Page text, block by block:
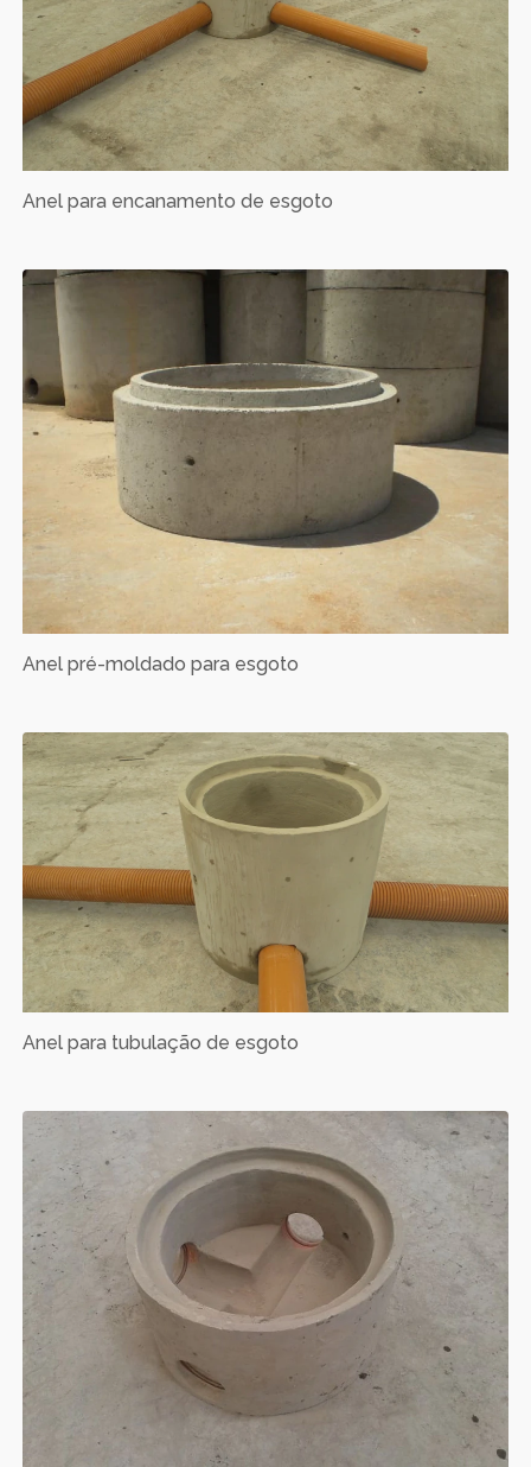
Anel para encanamento de esgoto
Anel pré-moldado para esgoto
Anel para tubulação de esgoto